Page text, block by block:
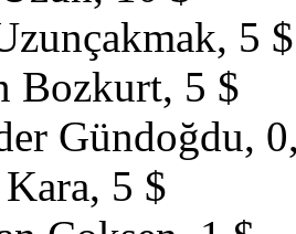
5 $
Bozkurt, 5 $
Gündoğdu,
5 $